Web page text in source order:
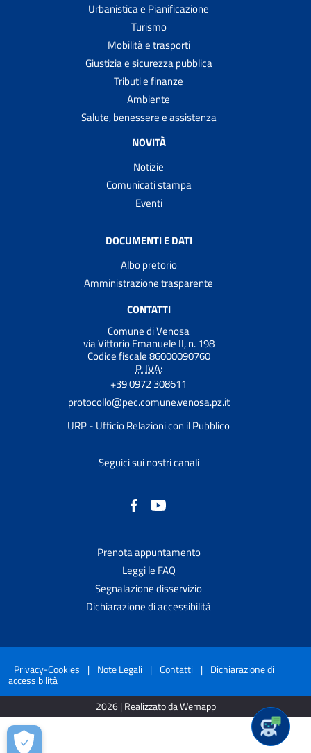
Urbanistica e Pianificazione
Turismo
Mobilità e trasporti
Giustizia e sicurezza pubblica
Tributi e finanze
Ambiente
Salute, benessere e assistenza
NOVITÀ
Notizie
Comunicati stampa
Eventi
DOCUMENTI E DATI
Albo pretorio
Amministrazione trasparente
CONTATTI
Comune di Venosa
via Vittorio Emanuele II, n. 198
Codice fiscale 86000090760
P. IVA:
+39 0972 308611
protocollo@pec.comune.venosa.pz.it
URP - Ufficio Relazioni con il Pubblico
Seguici sui nostri canali
Prenota appuntamento
Leggi le FAQ
Segnalazione disservizio
Dichiarazione di accessibilità
Privacy-Cookies | Note Legali | Contatti | Dichiarazione di
accessibilità
2026 | Realizzato da Wemapp